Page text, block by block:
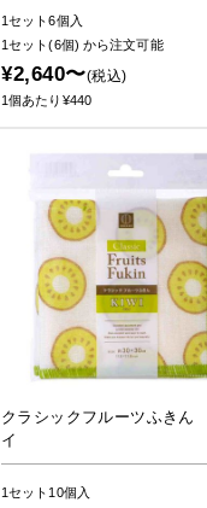
1セット6個入
1セット(6個) から注文可能
¥2,640〜(税込)
1個あたり¥440
クラシックフルーツふきん
イ
1セット10個入